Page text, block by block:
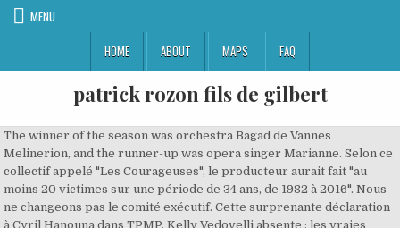
MENU
HOME
ABOUT MAPS FAQ
patrick rozon fils de gilbert
The winner of the season was orchestra Bagad de Vannes Melinerion, and the runner-up was opera singer Marianne. Selon ce collectif appelé "Les Courageuses", le producteur aurait fait "au moins 20 victimes sur une période de 34 ans, de 1982 à 2016". Nous ne changeons pas le comité exécutif. Cette surprenante déclaration à Cyril Hanouna dans TPMP, Kelly Vedovelli absente : les vraies raisons de son départ de TPMP, "Mensonges, harcèlement..." : Karine Le Marchand en guerre contre Cyril Hanouna, l'animateur de TPMP s'explique, Chute de cheveux : 3 produits à tester pour retrouver des cheveux sains et denses, "Aussi bonne que ta maman" : Joalukas, le fils de Yannick Noah se lâche sur Instagram. Smaïn. Photos - "Incroyable talent" : qui sont les 13 finalistes de la saison 15 ? Photos - qui est Gilbert Rozon, ce producteur qui vient d’etre acquitté dans un procès pour viol ? Cette étrange annonce de la chanteuse... Un ancien maire adjoint de Paris mis en examen pour viol et agressions sexuelles, Malika Ménard victime d'une agression sexuelle : Miss France 2010 livre un puissant témoignage face Faustine Bollaert. Pierre Richard reçoit le prix Victor des mains du fondateur de Juste pour rire, Gilbert Rozon, en 1989. - Mis à jour Le 3 janvier 2020. 66 roku (wiek) Gdzie był urodzony Gilbert Rozon? PHOTOS - Rose Bertram nous apprend à être stylé avec un baby-bump ! Lundi dernier, on apprenait que Bell et evenko allaient acheter conjointement 51 % des actions de la compagnie possédée par la boîte américaine ICM Partners. Gdy urodziła Gilbert Rozon? atteinte à vos droits ? Céline Dion victime d'attouchements : son glaçant témoignage... "Décevant", "insultant", "indigne"... : Laurent Ruquier au cœur d’un gros scandale, l'animateur... Karine Ferri et sa grosse boulette : en plein live Instagram, l'animatrice TF1 révèle... PHOTO - Nadège Lacroix : tétons apparents sur Instagram... Elle fait grimper la température... "Je suis à deux doigts de lui envoyer le grand frère" : Cyril Hanouna recarde Jade Hallyday... Dans une combinaison ultra moulante, Eva Longoria dévoile un fessier surprenant ! Lucas Digne : sa femme Tiziri Digne livre un glaçant de ce jour où ils ont frôlé la mort, Julien Bert et Hilona attaqués et braqués en pleine nuit : le récit glaçant du couple, « Je n’en peux plus de cette vie » : Carla Bruni « épuisée et déprimée », le récit de ses années à l’Élysée, Rose McGowan accuse Alexander Payne d'agression sexuelle, Horoscope du jour (dimanche 10 janvier 2021). «Ils ont fait attention pour ne pas faire de gaffe», nous a-t-elle écrit. Pour toute information complémentaire, consulter notre Merci de nous le signaler. Gilbert Rozon (born October 26, 1954) is a Canadian impresario and founder of the Just for Laughs (French: Juste pour Rire) comedy festival, which he created on July 14, 1983.He is also responsible for the development and international deployment of the Just for … Choquée, elle aurait une nouvelle fois tenté de le repousser, en vain. Les quatre sœurs Rozon se font montrer la porte par les nouveaux propriétaires. Gilbert Rozon married Exilda Lacroix. Le Groupe Juste pour rire est mis en vente. ll aurait ainsi glissé ses mains dans son décolleté et tenté de l’embrasser… "Il s’est jeté sur moi" explique-t-elle au cours de son témoignage, avant d’affirmer avoir essayé de le repousser tout en lui demandant d’arrêter.Radio Canada raconte la suite du témoignage et explique que les deux seraient tombés au sol et Gilbert Rozon aurait essayé de lui arracher sa culotte en mettant sa main sous sa jupe. Filme cu Gilbert Rozon. Narcity is your Digital Downtown. He passed … Crush mode : vous allez toutes craquer pour cette paire de sneakers ! Mendel et ICM Partners cèdent 51 % de leurs parts aux entreprises canadiennes evenko et Bell afin d’être admissibles aux crédits d’impôt. Il était aussi l'un des trois ou quatre membres du jury (selon la saison) de l'émission télévisée française La France a un incroyable talent, depuis le début de lémission en 2006 et jusqu'à son congédiement en 2017. Télé-réalité : Le programme TV de ce vendredi 8 janvier 2021. Sophie Edelstein. Mais il y a 150 employés à Juste pour rire, et, comme par hasard, ce sont les quatre sœurs qui sont renvoyées», nous a dit Luce. Click aici pentru a te autentifica. Mercredi, La Presse indiquait que trois autres têtes étaient tombées en même temps que les sœurs Rozon : Guylaine Lalonde, qui remplaçait Gilbert Rozon à la tête de Juste pour rire, Alain Cousineau, vice-président de JPR, et Bruce Hills, responsable de Just For Laughs, auraient aussi perdu leur emploi. Il était également r… Maquillage : ce crayon à sourcils qui densifie et épaissit est le plus vendu de 2020 (et il est français) ! However, Sophie Edelstein, Dave and Andrée Deissenberg were replaced by singer Lorie, comedian and actor Olivier Sitruk and Italian choreographer Giuliano Peparini. Jeu concours : tentez de remporter 3 smartphones OPPO A72 et des écouteurs Enco W31 ! "Il s’est jeté sur moi" Encore une fois, Gilbert Rozon a nié en bloc toutes les accusations dont il fait l’objet.> À lire aussi : Gilbert Rozon : Accusé d’agression sexuelle par… sa belle-soeur. La nouvelle s’est répandue comme une traînée de poudre, mercredi en fin de journée. Season 10 (2015) Pendant quelques années, elles se sont aussi chargées du bureau de Juste pour rire à Paris. Cara Delevingne, Ryan Gosling, Justin Bieber : Ces stars ont un incroyable talent... caché ! Drive, bike, walk, public transport directions on map to Garage Ga Rozon & Fils - HERE WeGo le 31 mai 2018 à 05:01, C’est une Luce Rozon «assommée» qui s’est brièvement confiée au «Journal de Montréal», mercredi, quelques minutes après avoir appris son renvoi de Juste pour rire en compagnie de ses trois sœurs, Lucie, Martine et Constance. 16.4k Followers, 350 Following, 479 Posts - See Instagram photos and videos from Gilbert Rozon (@gilbertrozon) le droit de transmettre votre adresse IP aux autorités compétentes. C’est sur le coup de 15 h que les quatre sœurs de Gilbert Rozon, qui étaient à Juste pour rire depuis près de 30 ans, ont appris la nouvelle. "Recherche label pour continuer..." : le duo Vitaa et Slimane dans l'impasse ? Si En 2017, le producteur canadien démissionnait de son poste de président de "Juste pour rire" après les accusations d’agression sexuelles portées par plusieurs femmes à son encontre. Gilbert Rozon a nié en bloc toutes les accusations dont il fait l’objet, Gilbert Rozon : Accusé d’agression sexuelle par… sa belle-soeur. Notre famille est tuée.». Face au refus de sa victime présumée, il lui aurait ensuite assuré être fatigué et proposé de dormir dans l’une des chambres de la maison. Luce Rozon a ajouté que rien ne laissait présager qu’un tel ménage se ferait cette semaine au sein de la compagnie. 1.4m Followers, 703 Following, 712 Posts - See Instagram photos and videos from Patrick Schwarzenegger (@patrickschwarzenegger) Luce et Lucie Rozon étaient entrées à Juste pour rire en 1990 et s’occupaient conjointement de Juste pour rire Spectacles. «J’étais entrée au bureau hier soir [mardi] et on m’avait demandé de revenir aujourd’hui pour une rencontre, sans m’en dire plus.». Regé-Jean Page : Dans quelle saga mondialement connue le beau gosse de la Chronique de Bridgerton a-t-il joué ? Patrick Gill was a host of the show "Gill and Gilbert", and allegedly cannot remember to set his alarm. ** Votre e-mail est destiné à CMI Digital et les sociétés du groupe CMI France (sauf opposition de votre part) pour les finalités suivantes (i ) inscription aux Newsletters Public.fr (ii) proposition de messages et contenus adaptés à votre profil, et selon les consentements que vous allez nous donner (iii) réception des bons plans et offres commerciales des partenaires de Public.fr. Les gens qui étaient là resteront», avait-il dit. Qu'est-ce que je sais vraiment? L’association sans but lucratif Les Courageuses, qui réunit des présumées victimes de Gilbert Rozon, intente un recours collectif contre le producteur déchu. C’est sur le coup de 15h que les quatre sœurs de Gilbert Rozon, qui étaient à Juste pour rire depuis près de 30 ans, ont appris la nouvelle. Les deux autres sœurs, Martine et Constance, ont quant à elles occupé diverses fonctions au sein du Groupe Juste pour rire. Publié le Au cours des derniers mois, le grand manitou de Juste pour rire avait annoncé qu'il s'était séparé de celle qui avait partagé sa vie au cours des 30 dernières années en plus d'être la mère de ses enfants, Danielle Roy. «On nous a dit qu’on gagnait un trop gros salaire. ", nouvel aveu déstabilisant de Michel Drucker sur son état de santé...... Télé-réalité : Le programme TV de ce samedi 9 janvier 2021. Gilbert Rozon the commissioner for celebrations for the Society for the Celebrations of Montréal's 375th Anniversary, Gilbert Rozon, present projects to be implemented for the festivities in 2017 that will generate major tourism and economic benefits for the city, Tuesday, April 26, 2016 Photo : Pierre Roussel - Agence Quebec Presse. Gilbert Rozon est également visé au civil par une action collective de femmes présumées victimes de l'ancien producteur, qui demandent une condamnation à des dommages et intérêts. 26 padziernik 1954: Ile lat ma Gilbert Rozon w 2020? He works very closely with the 'safety fan & bureaucratic wunderkind, please address him as such' (Brian David Gilbert) going as far as participating in the Pokemon Dream Ballet. | GILBERT ROZON La moitié des plaintes au criminel sont rejetées. "PATRICK ROZON est à votre service pour effectuer tous travaux d'aménagement extérieur et..." Construction & Landscaping in Sainte-Marthe, QC Foursquare uses cookies to provide you with an optimal experience, to personalize ads that you may see, and to help advertisers measure the results of their ad campaigns. Toujours selon l